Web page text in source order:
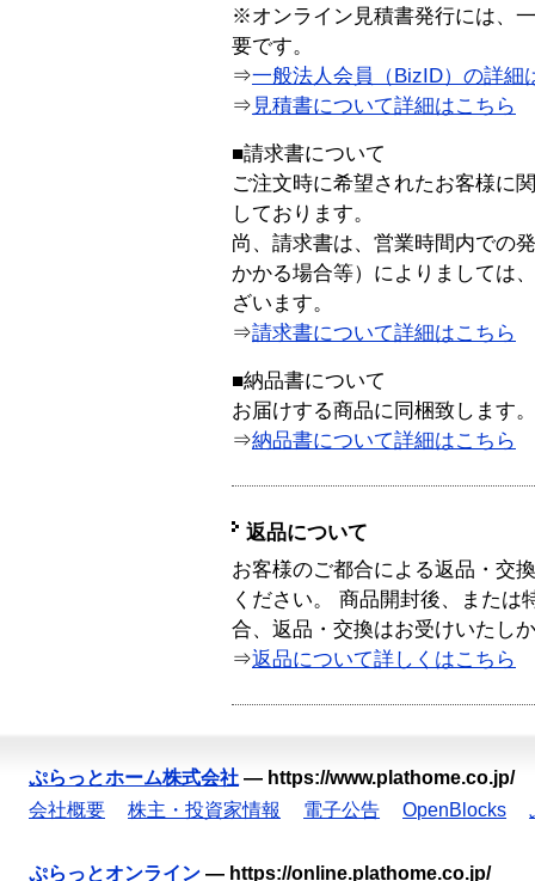
※オンライン見積書発行には、
要です。
⇒一般法人会員（BizID）の詳細
⇒ 見積書について詳細はこちら
■請求書について
ご注文時に希望されたお客様に
しております。
尚、請求書は、営業時間内での
かかる場合等）によりましては
ざいます。
⇒請求書について詳細はこちら
■納品書について
お届けする商品に同梱致します。
⇒納品書について詳細はこちら
返品について
お客様のご都合による返品・交
ください。 商品開封後、または
合、返品・交換はお受けいたし
⇒返品について詳しくはこちら
ぷらっとホーム株式会社 — https://www.plathome.co.jp/
会社概要
株主・投資家情報 電子公告 OpenBlocks
ぷらっとオンライン — https://online.plathome.co.jp/